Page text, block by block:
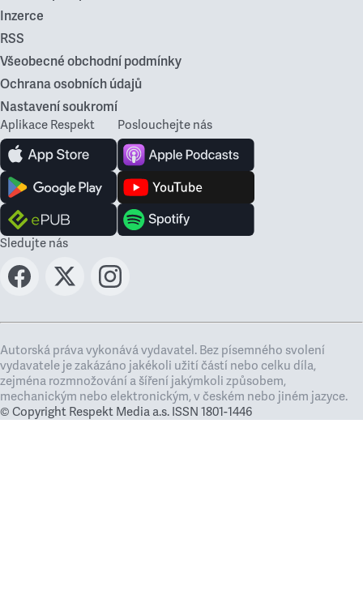
Inzerce
RSS
Všeobecné obchodní podmínky
Ochrana osobních údajů
Nastavení soukromí
Aplikace Respekt Poslouchejte nás
Sledujte nás
Autorská práva vykonává vydavatel. Bez písemného svolení
vydavatele je zakázáno jakékoli užití částí nebo celku díla,
zejména rozmnožování a šíření jakýmkoli způsobem,
mechanickým nebo elektronickým, v českém nebo jiném jazyce.
© Copyright Respekt Media a.s. ISSN 1801-1446